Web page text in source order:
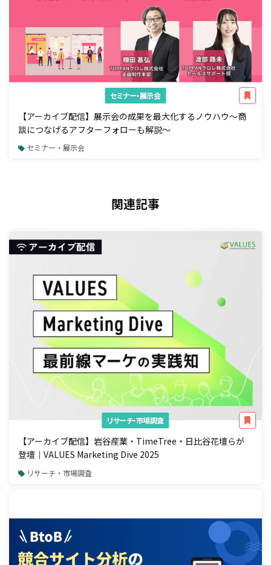
セミナー・展示会
【アーカイブ配信】展示会の成果を最大化するノウハウ～商
談につなげるアフターフォローも解説～
セミナー・展示会
関連記事
リサーチ・市場調査
【アーカイブ配信】岩谷産業・TimeTree・日比谷花壇らが
登壇｜VALUES Marketing Dive 2025
リサーチ・市場調査